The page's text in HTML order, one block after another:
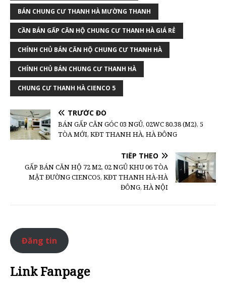
BÁN CHUNG CƯ THANH HÀ MƯỜNG THANH
CẦN BÁN GẤP CĂN HỘ CHUNG CƯ THANH HÀ GIÁ RẺ
CHÍNH CHỦ BÁN CĂN HỘ CHUNG CƯ THANH HÀ
CHÍNH CHỦ BÁN CHUNG CƯ THANH HÀ
CHUNG CƯ THANH HÀ CIENCO 5
TRƯỚC ĐÓ
BÁN GẤP CĂN GÓC 03 NGỦ, 02WC 80.38 (M2), 5
TÒA MỚI, KĐT THANH HÀ, HÀ ĐÔNG
TIẾP THEO
GẤP BÁN CĂN HỘ 72 M2, 02 NGỦ KHU 06 TÒA
MẶT ĐƯỜNG CIENCO5, KĐT THANH HÀ-HÀ
ĐÔNG, HÀ NỘI
Đăng tin
Link Fanpage